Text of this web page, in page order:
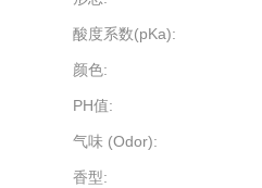
酸度系数(pKa):
颜色:
PH值:
气味 (Odor):
香型: